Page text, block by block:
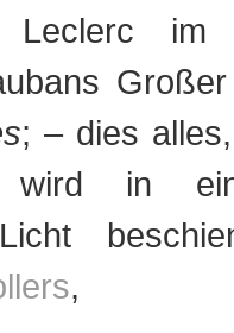
Leclerc
; – dies
in
,